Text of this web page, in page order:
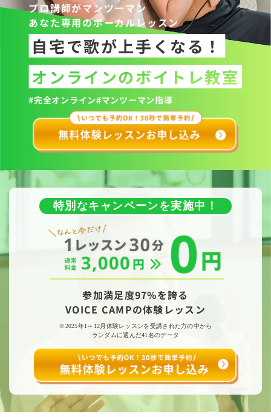
プロ講師がマンツーマン
あなた専用のボーカルレッスン
自宅で歌が上手くなる！
オンラインのボイトレ教室
#完全オンライン#マンツーマン指導
特別なキャンペーンを実施中！
参加満足度97%を誇る
VOICE CAMPの体験レッスン
※2025年1～12月体験レッスンを受講された方の中から
ランダムに選んだ41名のデータ